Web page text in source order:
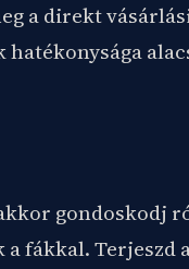
a direkt
gondoskodj
fákkal. Terjeszd